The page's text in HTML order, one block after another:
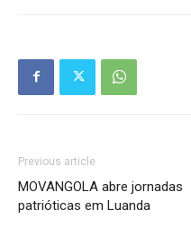
Previous article
MOVANGOLA abre jornadas
patrióticas em Luanda